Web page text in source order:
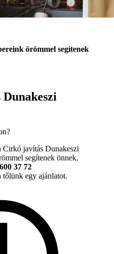
örömmel segítenek
Cirkó javítás Dunakeszi
segítenek önnek,
37 72
tőlünk egy ajánlatot.